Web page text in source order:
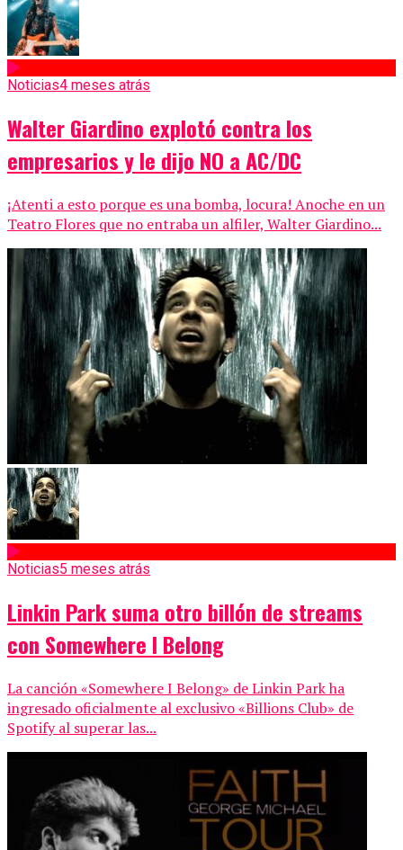
Noticias4 meses atrás
Walter Giardino explotó contra los
empresarios y le dijo NO a AC/DC
¡Atenti a esto porque es una bomba, locura! Anoche en un
Teatro Flores que no entraba un alfiler, Walter Giardino...
Noticias5 meses atrás
Linkin Park suma otro billón de streams
con Somewhere I Belong
La canción «Somewhere I Belong» de Linkin Park ha
ingresado oficialmente al exclusivo «Billions Club» de
Spotify al superar las...